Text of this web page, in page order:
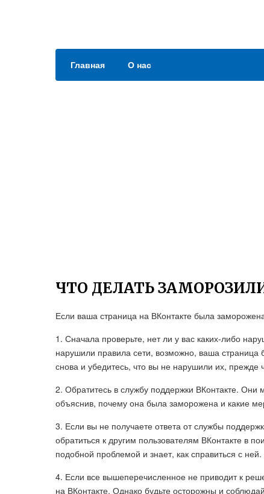
Главная О нас
ЧТО ДЕЛАТЬ
Если ваша страница на ВКонтакте была
1. Сначала проверьте, нет ли у вас каких-либо
нарушили правила сети, возможно, ваша страница
снова и убедитесь, что вы не нарушили их, прежде
2. Обратитесь в службу поддержки ВКонтакте. Они
объяснив, почему она была заморожена и какие
3. Если вы не получаете ответа от службы
обратиться к другим пользователям ВКонтакте в
подобной проблемой и знает, как справиться с ней.
4. Если все вышеперечисленное не приводит к
на ВКонтакте. Однако будьте осторожны и